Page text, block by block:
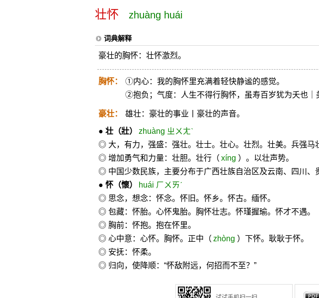
壮怀 zhuàng huái
词典解释
豪壮的胸怀：壮怀激烈。
胸怀：
①内心：我的胸怀里充满着轻快静谧的感觉。
②抱负；气度：人生不得行胸怀，虽寿百岁犹为夭也｜
豪壮： 雄壮：豪壮的事业丨豪壮的声音。
● 壮（壯）
zhuàng ㄓㄨㄤˋ
◎ 大，有力，强盛：强壮。壮士。壮心。壮烈。壮美。兵强马
◎ 增加勇气和力量：壮胆。壮行（ xíng ）。以壮声势。
◎ 中国少数民族，主要分布于广西壮族自治区及云南、四川、
● 怀（懷）
huái ㄏㄨㄞˊ
◎ 思念，想念：怀念。怀旧。怀乡。怀古。缅怀。
◎ 包藏：怀胎。心怀鬼胎。胸怀壮志。怀瑾握瑜。怀才不遇。
◎ 胸前：怀抱。抱在怀里。
◎ 心中意：心怀。胸怀。正中（ zhòng ）下怀。耿耿于怀。
◎ 安抚：怀柔。
◎ 归向，使降顺：“怀敌附远，何招而不至？”